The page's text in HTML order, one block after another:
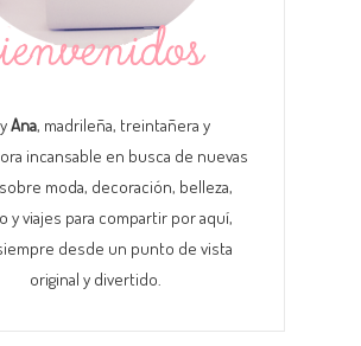
Ana, madrileña, treintañera y
incansable en busca de nuevas
moda, decoración, belleza,
y viajes para compartir por aquí,
desde un punto de vista
original y divertido.